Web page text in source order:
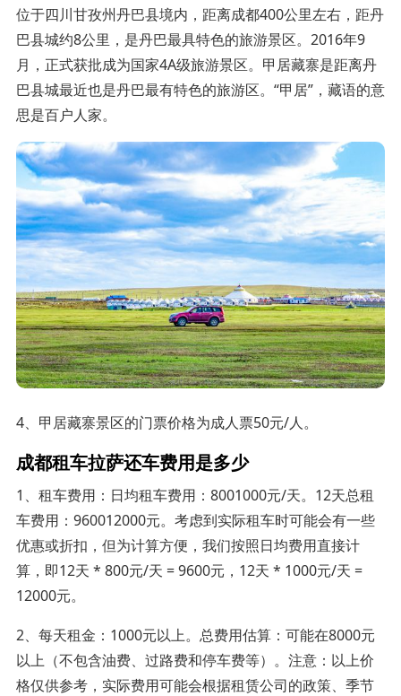
位于四川甘孜州丹巴县境内，距离成都400公里左右，距丹
巴县城约8公里，是丹巴最具特色的旅游景区。2016年9
月，正式获批成为国家4A级旅游景区。甲居藏寨是距离丹
巴县城最近也是丹巴最有特色的旅游区。“甲居”，藏语的意
思是百户人家。
4、甲居藏寨景区的门票价格为成人票50元/人。
成都租车拉萨还车费用是多少
1、租车费用：日均租车费用：8001000元/天。12天总租
车费用：960012000元。考虑到实际租车时可能会有一些
优惠或折扣，但为计算方便，我们按照日均费用直接计
算，即12天 * 800元/天 = 9600元，12天 * 1000元/天 =
12000元。
2、每天租金：1000元以上。总费用估算：可能在8000元
以上（不包含油费、过路费和停车费等）。注意：以上价
格仅供参考，实际费用可能会根据租赁公司的政策、季节